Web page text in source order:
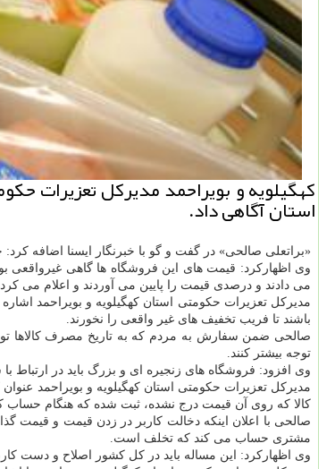
کهگیلویه و بویراحمد مدیرکل تعزیرات
استان آگاهی داد.
«براتعلی صالحی» در گفت و گو با خبرنگار ایسنا اضافه
وی اظهارکرد: قیمت های این فروشگاه ها گاهی غیرواقعی
می دادند و درصدی قیمت را پایین می آوردند و اعلام می کردند که ۳۰ یا ۴۰ درصد تخفیف داده می شود و مردم فقط نوشته را می خواندند و
مدیرکل تعزیرات حکومتی استان کهگیلویه و بویراحمد
باشند تا فریب تخفیف های غیر واقعی را نخورند.
صالحی ضمن سفارش به مردم که به تاریخ مصرف کالاها
توجه بیشتر کنند.
وی افزود: فروشگاه های زنجیره ای و بزرگ باید در ارتباط
مدیرکل تعزیرات حکومتی استان کهگیلویه و بویراحمد
کالا که روی آن قیمت درج نشده، ثبت شده که هنگام حساب
صالحی با اعلان اینکه دخالت کاربر در زدن قیمت و قیمت
مشتری حساب می کند که تخلف است.
وی اظهارکرد: این مساله باید در کل کشور اصلاح و دست